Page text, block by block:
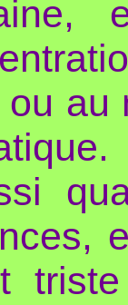
ou au